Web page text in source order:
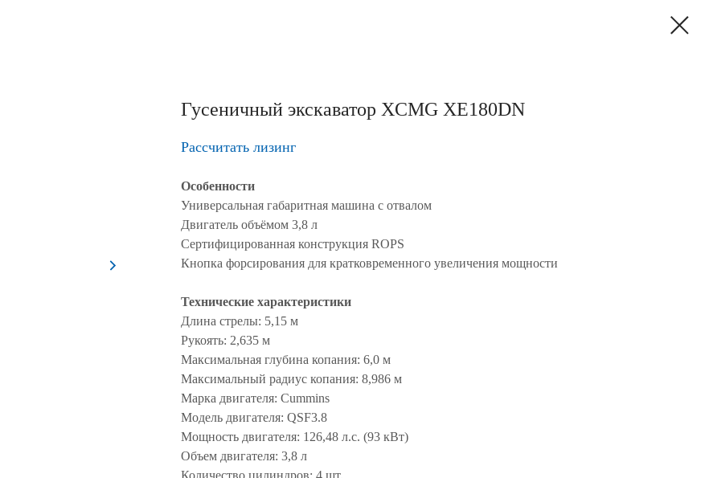
Гусеничный экскаватор XCMG XE180DN
Рассчитать лизинг
Особенности
Универсальная габаритная машина с отвалом
Двигатель объёмом 3,8 л
Сертифицированная конструкция ROPS
Кнопка форсирования для кратковременного увеличения мощности
Технические характеристики
Длина стрелы: 5,15 м
Рукоять: 2,635 м
Максимальная глубина копания: 6,0 м
Максимальный радиус копания: 8,986 м
Марка двигателя: Cummins
Модель двигателя: QSF3.8
Мощность двигателя: 126,48 л.с. (93 кВт)
Объем двигателя: 3,8 л
Количество цилиндров: 4 шт.